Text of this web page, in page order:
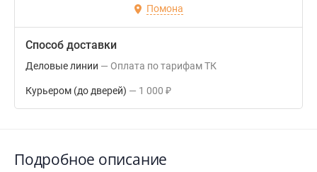
Помона
Способ доставки
Деловые линии Оплата по тарифам ТК
Курьером (до дверей) 1 000 ₽
Подробное описание